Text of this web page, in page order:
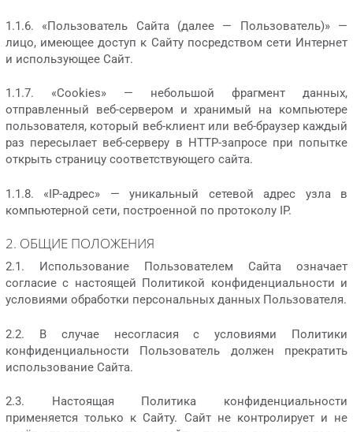
1.1.6. «Пользователь Сайта (далее — Пользователь)» —
лицо, имеющее доступ к Сайту посредством сети Интернет
и использующее Сайт.
1.1.7. «Cookies» — небольшой фрагмент данных,
отправленный веб-сервером и хранимый на компьютере
пользователя, который веб-клиент или веб-браузер каждый
раз пересылает веб-серверу в HTTP-запросе при попытке
открыть страницу соответствующего сайта.
1.1.8. «IP-адрес» — уникальный сетевой адрес узла в
компьютерной сети, построенной по протоколу IP.
2. ОБЩИЕ ПОЛОЖЕНИЯ
2.1. Использование Пользователем Сайта означает
согласие с настоящей Политикой конфиденциальности и
условиями обработки персональных данных Пользователя.
2.2. В случае несогласия с условиями Политики
конфиденциальности Пользователь должен прекратить
использование Сайта.
2.3. Настоящая Политика конфиденциальности
применяется только к Сайту. Сайт не контролирует и не